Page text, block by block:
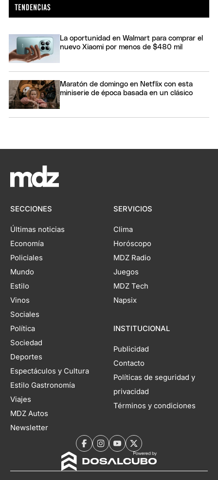
La oportunidad en Walmart para comprar el
nuevo Xiaomi por menos de $480 mil
Maratón de domingo en Netflix con esta
miniserie de época basada en un clásico
SECCIONES
Últimas noticias
Economía
Policiales
Mundo
Estilo
Vinos
Sociales
Política
Sociedad
Deportes
Espectáculos y Cultura
Estilo Gastronomía
Viajes
MDZ Autos
Newsletter
SERVICIOS
Clima
Horóscopo
MDZ Radio
Juegos
MDZ Tech
Napsix
INSTITUCIONAL
Publicidad
Contacto
Políticas de seguridad y
privacidad
Términos y condiciones